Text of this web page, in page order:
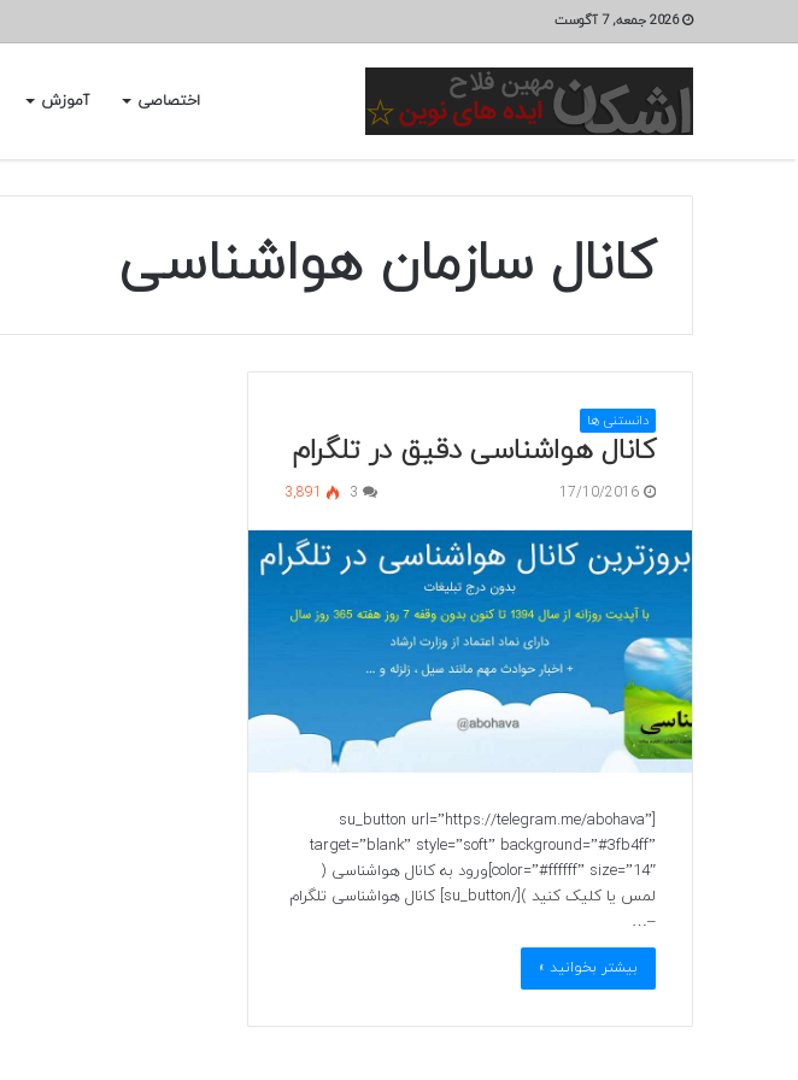
2026 جمعه, 7 آگوست
اختصاصی آموزش
کانال سازمان هواشناسی
دانستنی ها
کانال هواشناسی دقیق در تلگرام
17/10/2016
3
3,891
[su_button url=”https://telegram.me/abohava”
target=”blank” style=”soft” background=”#3fb4ff”
color=”#ffffff” size=”14″]ورود به کانال هواشناسی (
لمس یا کلیک کنید )[/su_button] کانال هواشناسی تلگرام
–…
بیشتر بخوانید »